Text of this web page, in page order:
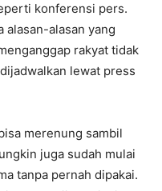
konferensi pers.
alasan-alasan yang
rakyat tidak
lewat press
merenung sambil
juga sudah mulai
tanpa pernah dipakai.